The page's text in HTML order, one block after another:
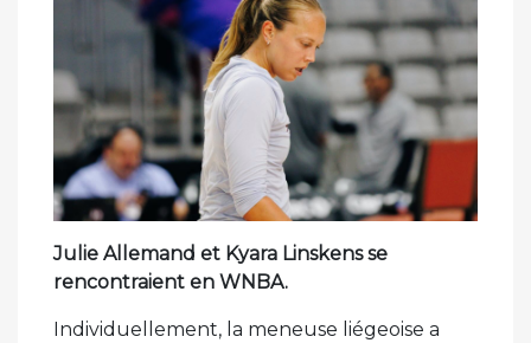
Julie Allemand et Kyara Linskens se
rencontraient en WNBA.
Individuellement, la meneuse liégeoise a